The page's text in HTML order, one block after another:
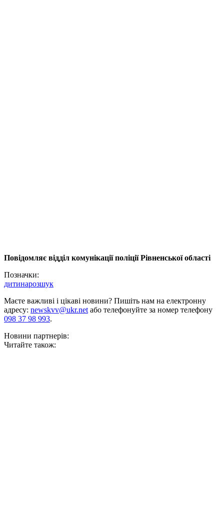
Повідомляє відділ комунікації поліції Рівненської області
Позначки:
дитинарозшук
Маєте важливі і цікаві новини? Пишіть нам на електронну
адресу: newskvv@ukr.netабо телефонуйте за номер телефону
098 37 98 993.
Новини партнерів:
Читайте також: